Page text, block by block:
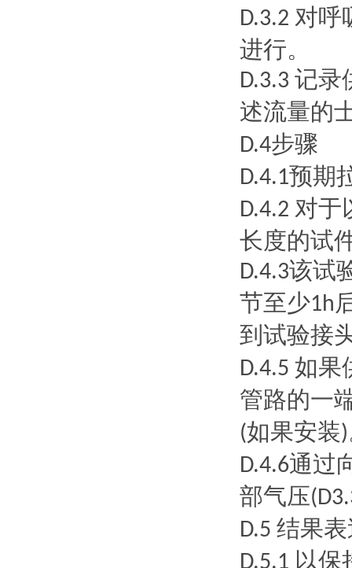
D.3.2 对呼
进行。
D.3.3 记录
述流量的
D.4步骤
D.4.1预期
D.4.2 对于
长度的试
D.4.3该试
节至少1h
到试验接
D.4.5 如果
管路的一
(如果安装)
D.4.6通过
部气压
D.5 结果
D.5.1 以保